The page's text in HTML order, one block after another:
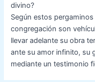
divino?
Según estos
congregación son
llevar adelante su obra
ante su amor infinito, su
mediante un testimonio